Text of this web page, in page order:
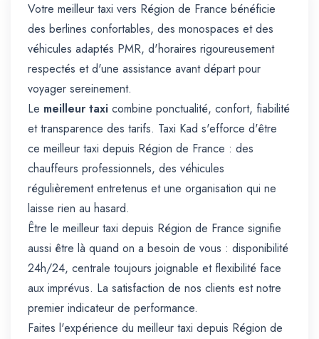
Votre meilleur taxi vers Région de France bénéficie
des berlines confortables, des monospaces et des
véhicules adaptés PMR, d'horaires rigoureusement
respectés et d'une assistance avant départ pour
voyager sereinement.
Le meilleur taxi combine ponctualité, confort, fiabilité
et transparence des tarifs. Taxi Kad s'efforce d'être
ce meilleur taxi depuis Région de France : des
chauffeurs professionnels, des véhicules
régulièrement entretenus et une organisation qui ne
laisse rien au hasard.
Être le meilleur taxi depuis Région de France signifie
aussi être là quand on a besoin de vous : disponibilité
24h/24, centrale toujours joignable et flexibilité face
aux imprévus. La satisfaction de nos clients est notre
premier indicateur de performance.
Faites l'expérience du meilleur taxi depuis Région de